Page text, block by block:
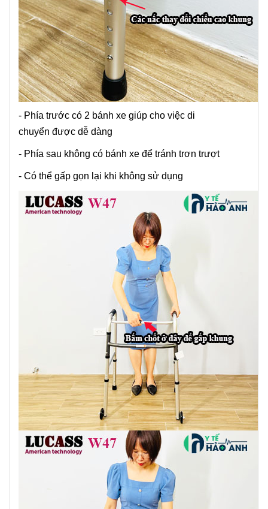
- Phía trước có 2 bánh xe giúp cho việc di
chuyển được dễ dàng
- Phía sau không có bánh xe để tránh trơn trượt
- Có thể gấp gọn lại khi không sử dụng